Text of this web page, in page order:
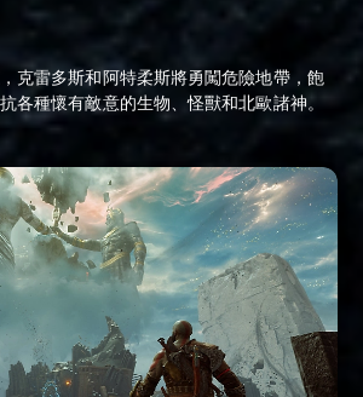
克雷多斯和阿特柔斯將勇闖危險地帶，飽
各種懷有敵意的生物、怪獸和北歐諸神。